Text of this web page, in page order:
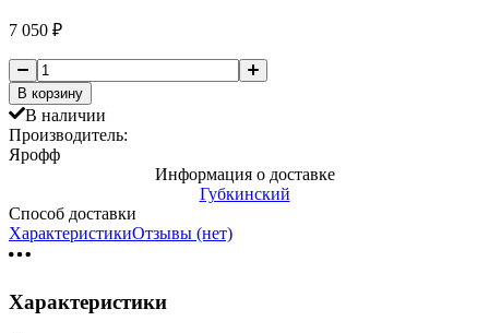
7 050 ₽
В корзину
В наличии
Производитель:
Ярофф
Информация о доставке
Губкинский
Способ доставки
ХарактеристикиОтзывы (нет)
Характеристики